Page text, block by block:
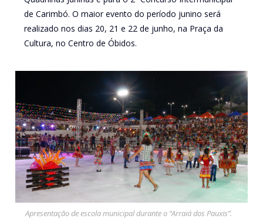
de Carimbó. O maior evento do período junino será
realizado nos dias 20, 21 e 22 de junho, na Praça da
Cultura, no Centro de Óbidos.
Apresentação de escola municipal durante o “Arraiá dos Pauxis”.